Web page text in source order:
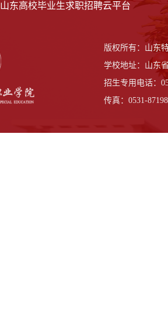
山东高校毕业生求职招聘云平台
版权所有：山
学校地址：山东
招生专用电话：
传真：0531-